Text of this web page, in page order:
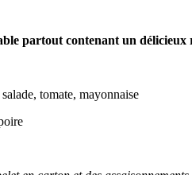
partout contenant un délicieux
tomate, mayonnaise